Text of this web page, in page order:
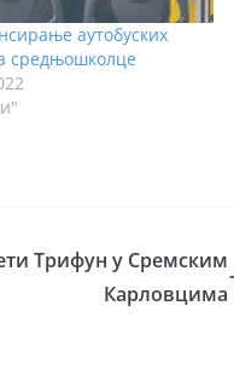
аутобуских
средњошколце
Трифун у Сремским
Карловцима